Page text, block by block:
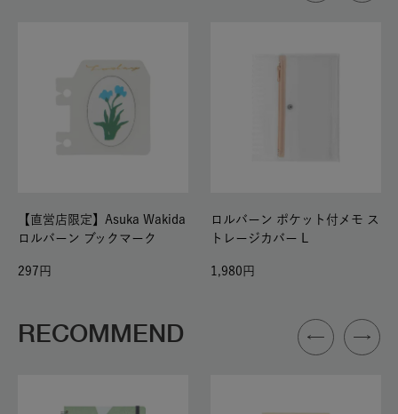
【直営店限定】Asuka Wakida
ロルバーン ブックマーク
297
ロルバーン ポケット付メモ ス
トレージカバー L
1,980
RECOMMEND